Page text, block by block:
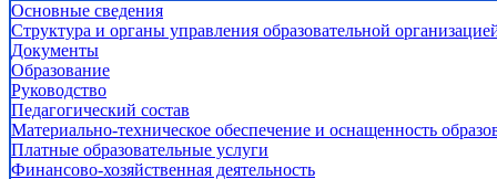
Основные сведения
Структура и органы управления образовательной
Документы
Образование
Руководство
Педагогический состав
Материально-техническое обеспечение и оснащенность
Платные образовательные услуги
Финансово-хозяйственная деятельность